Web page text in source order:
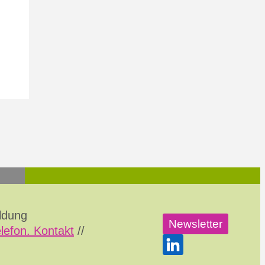
Kontakt //
Newsletter